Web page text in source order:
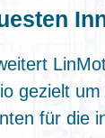
gezielt
für die